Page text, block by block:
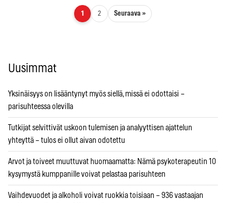
Artikkelien sivutus
1 2 Seuraava »
Uusimmat
Yksinäisyys on lisääntynyt myös siellä, missä ei odottaisi –
parisuhteessa olevilla
Tutkijat selvittivät uskoon tulemisen ja analyyttisen ajattelun
yhteyttä – tulos ei ollut aivan odotettu
Arvot ja toiveet muuttuvat huomaamatta: Nämä psykoterapeutin 10
kysymystä kumppanille voivat pelastaa parisuhteen
Vaihdevuodet ja alkoholi voivat ruokkia toisiaan – 936 vastaajan